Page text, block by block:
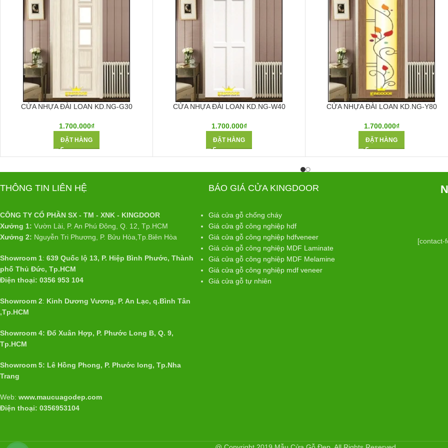
CỬA NHỰA ĐÀI LOAN KD.NG-G30
1.700.000₫
ĐẶT HÀNG
CỬA NHỰA ĐÀI LOAN KD.NG-W40
1.700.000₫
ĐẶT HÀNG
CỬA NHỰA ĐÀI LOAN KD.NG-Y80
1.700.000₫
ĐẶT HÀNG
THÔNG TIN LIÊN HỆ
CÔNG TY CỔ PHẦN SX - TM - XNK - KINGDOOR
Xưởng 1: Vườn Lài, P. An Phú Đông, Q. 12, Tp.HCM
Xưởng 2: Nguyễn Tri Phương, P. Bửu Hòa,Tp.Biên Hòa
Showroom 1: 639 Quốc lộ 13, P. Hiệp Bình Phước, Thành
phố Thủ Đức, Tp.HCM
Điện thoại: 0356 953 104
Showroom 2: Kinh Dương Vương, P. An Lạc, q.Bình Tân
,Tp.HCM
Showroom 4: Đổ Xuân Hợp, P. Phước Long B, Q. 9,
Tp.HCM
Showroom 5: Lê Hồng Phong, P. Phước long, Tp.Nha
Trang
Web: www.maucuagodep.com
Điện thoại: 0356953104
BÁO GIÁ CỬA KINGDOOR
Giá cửa gỗ chống cháy
Giá cửa gỗ công nghiệp hdf
Giá cửa gỗ công nghiệp hdfveneer
Giá cửa gỗ công nghiệp MDF Laminate
Giá cửa gỗ công nghiệp MDF Melamine
Giá cửa gỗ công nghiệp mdf veneer
Giá cửa gỗ tự nhiên
[contact-